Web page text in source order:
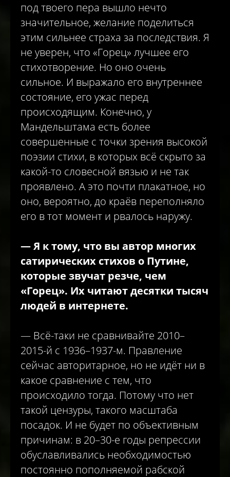
под твоего пера вышло нечто
значительное, желание поделиться
этим сильнее страха за последствия. Я
не уверен, что «Горец» лучшее его
стихотворение. Но оно очень
сильное. И выражало его внутреннее
состояние, его ужас перед
происходящим. Конечно, у
Мандельштама есть более
совершенные с точки зрения высокой
поэзии стихи, в которых всё скрыто за
какой-то словесной вязью и не так
проявлено. А это почти плакатное, но
оно, вероятно, до краёв переполняло
его в тот момент и рвалось наружу.
— Я к тому, что вы автор многих
сатирических стихов о Путине,
которые звучат резче, чем
«Горец». Их читают десятки тысяч
людей в интернете.
— Всё-таки не сравнивайте 2010–
2015-й с 1936–1937-м. Правление
сейчас авторитарное, но не идёт ни в
какое сравнение с тем, что
происходило тогда. Потому что нет
такой цензуры, такого масштаба
посадок. И не будет по объективным
причинам: в 20–30-е годы репрессии
обуславливались необходимостью
постоянно пополняемой рабской